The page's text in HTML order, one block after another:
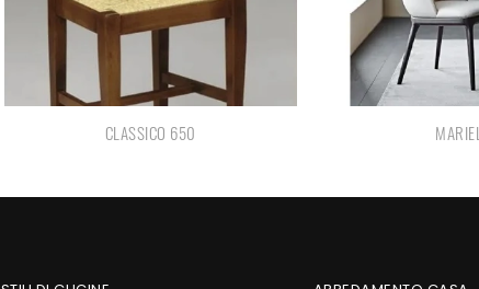
CLASSICO 650 MARIEL